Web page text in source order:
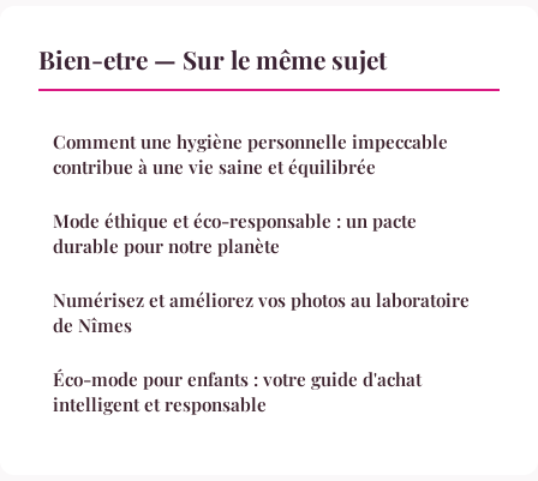
Bien-etre — Sur le même sujet
Comment une hygiène personnelle impeccable
contribue à une vie saine et équilibrée
Mode éthique et éco-responsable : un pacte
durable pour notre planète
Numérisez et améliorez vos photos au laboratoire
de Nîmes
Éco-mode pour enfants : votre guide d'achat
intelligent et responsable